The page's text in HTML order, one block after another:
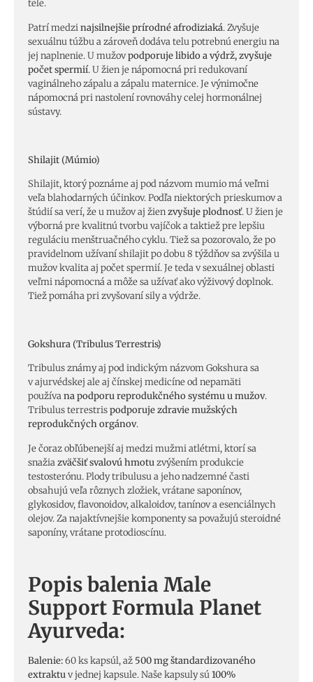
tele.
Patrí medzinajsilnejšie prírodné afrodiziaká. Zvyšuje
sexuálnu túžbu a zároveň dodáva telu potrebnú energiu na
jej naplnenie. U mužovpodporuje libido a výdrž, zvyšuje
počet spermií. U žien je nápomocná pri redukovaní
vaginálneho zápalu a zápalu maternice. Je výnimočne
nápomocná pri nastolení rovnováhy celej hormonálnej
sústavy.
Shilajit (Múmio)
Shilajit, ktorý poznáme aj pod názvom mumio má veľmi
veľa blahodarných účinkov. Podľa niektorých prieskumov a
štúdií sa verí, že u mužov aj žienzvyšuje plodnosť. U žien je
výborná pre kvalitnú tvorbu vajíčok a taktiež pre lepšiu
reguláciu menštruačného cyklu. Tiež sa pozorovalo, že po
pravidelnom užívaní shilajit po dobu 8 týždňov sa zvýšila u
mužov kvalita aj počet spermií. Je teda v sexuálnej oblasti
veľmi nápomocná a môže sa užívať ako výživový doplnok.
Tiež pomáha pri zvyšovaní sily a výdrže.
Gokshura (Tribulus Terrestris)
Tribulus známy aj pod indickým názvom Gokshura sa
v ajurvédskej ale aj čínskej medicíne od nepamäti
používana podporu reprodukčného systému u mužov.
Tribulus terrestrispodporuje zdravie mužských
reprodukčných orgánov.
Je čoraz obľúbenejší aj medzi mužmi atlétmi, ktorí sa
snažiazväčšiť svalovú hmotuzvýšením produkcie
testosterónu. Plody tribulusu a jeho nadzemné časti
obsahujú veľa rôznych zložiek, vrátane saponínov,
glykosidov, flavonoidov, alkaloidov, tanínov a esenciálnych
olejov. Za najaktívnejšie komponenty sa považujú steroidné
saponíny, vrátane protodioscínu.
Popis balenia Male
Support Formula Planet
Ayurveda:
Balenie:60 ks kapsúl, až 500 mg štandardizovaného
extraktuv jednej kapsule. Naše kapsuly sú100%